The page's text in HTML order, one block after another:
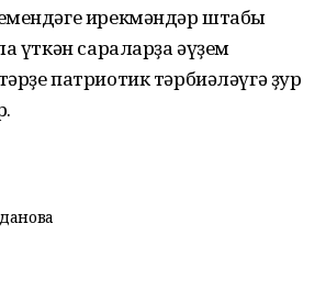
ирекмәндәр штабы
үткән сараларҙа әүҙем
патриотик тәрбиәләүгә ҙур